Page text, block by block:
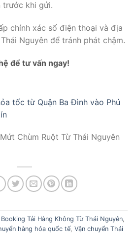
trước khi gửi.
chính xác số điện thoại và địa
Nguyên để tránh phát chậm.
để tư vấn ngay!
tốc từ Quận Ba Đình vào Phú
Chùm Ruột Từ Thái Nguyên
Booking Tải Hàng Không Từ Thái Nguyên,
hàng hóa quốc tế, Vận chuyển Thái